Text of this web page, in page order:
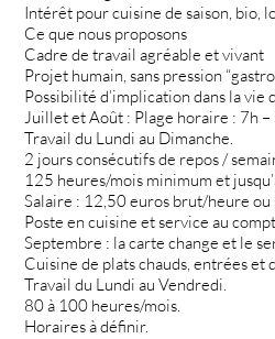
Intérêt pour cuisine de saison, bio,
Ce que nous proposons
Cadre de travail agréable et vivant
Projet humain, sans pression
Possibilité d’implication dans la vie
Juillet et Août : Plage horaire : 7h –
Travail du Lundi au Dimanche.
2 jours consécutifs de repos /
125 heures/mois minimum et
Salaire : 12,50 euros brut/heure ou
Poste en cuisine et service au
Septembre : la carte change et le
Cuisine de plats chauds, entrées et
Travail du Lundi au Vendredi.
80 à 100 heures/mois.
Horaires à définir.